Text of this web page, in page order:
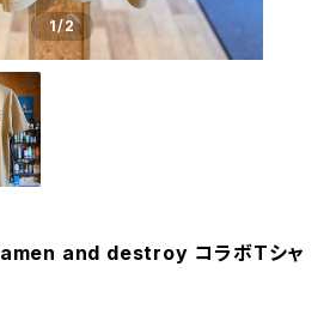
1/2
and destroy コラボTシャ